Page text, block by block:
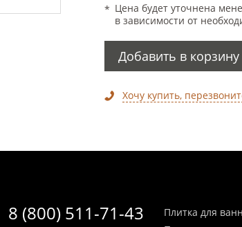
Цена будет уточнена
в зависимости от
Добавить в корзину
Хочу купить,
8 (800) 511-71-43
Плитка для